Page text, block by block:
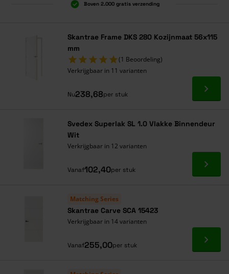
Boven 2.000 gratis verzending
Skantrae Frame DKS 280 Kozijnmaat 56x115
mm
(1 Beoordeling)
Verkrijgbaar in 11 varianten
Nu238,68per stuk Ga
Svedex Superlak SL 1.0 Vlakke Binnendeur
Wit
Verkrijgbaar in 12 varianten
Vanaf102,40per stuk Ga
Matching Series
Skantrae Carve SCA 15423
Verkrijgbaar in 14 varianten
Vanaf255,00per stuk Ga